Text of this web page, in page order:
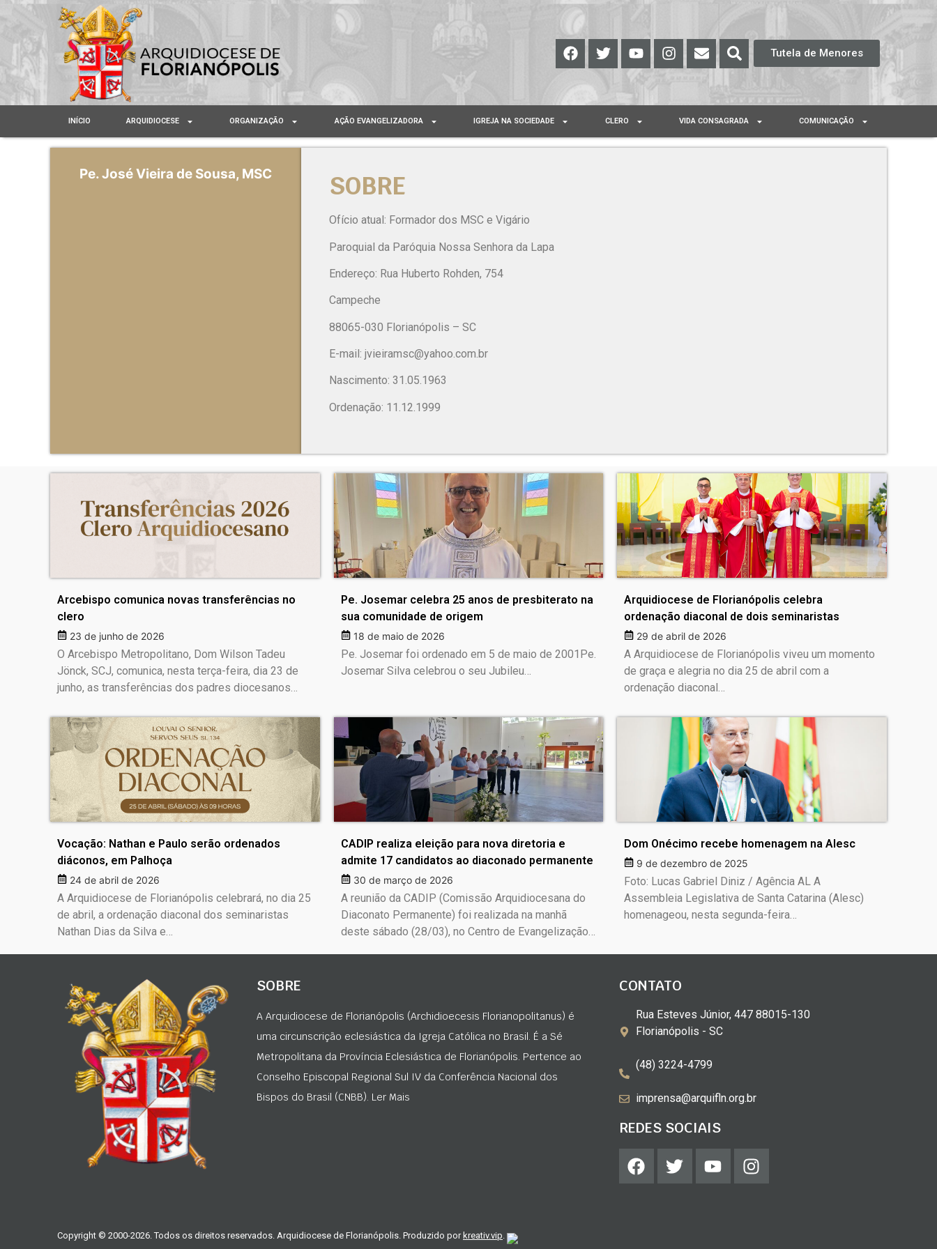
Tutela de Menores
INÍCIO ARQUIDIOCESE ORGANIZAÇÃO AÇÃO EVANGELIZADORA IGREJA NA SOCIEDADE CLERO VIDA CONSAGRADA COMUNICAÇÃO
Pe. José Vieira de Sousa, MSC SOBRE
Ofício atual: Formador dos MSC e Vigário
Paroquial da Paróquia Nossa Senhora da Lapa
Endereço: Rua Huberto Rohden, 754
Campeche
88065-030 Florianópolis – SC
E-mail: jvieiramsc@yahoo.com.br
Nascimento: 31.05.1963
Ordenação: 11.12.1999
Arcebispo comunica novas transferências no
clero
23 de junho de 2026
O Arcebispo Metropolitano, Dom Wilson Tadeu
Jönck, SCJ, comunica, nesta terça-feira, dia 23 de
junho, as transferências dos padres diocesanos…
Pe. Josemar celebra 25 anos de presbiterato na
sua comunidade de origem
18 de maio de 2026
Pe. Josemar foi ordenado em 5 de maio de 2001Pe.
Josemar Silva celebrou o seu Jubileu…
Arquidiocese de Florianópolis celebra
ordenação diaconal de dois seminaristas
29 de abril de 2026
A Arquidiocese de Florianópolis viveu um momento
de graça e alegria no dia 25 de abril com a
ordenação diaconal…
Vocação: Nathan e Paulo serão ordenados
diáconos, em Palhoça
24 de abril de 2026
A Arquidiocese de Florianópolis celebrará, no dia 25
de abril, a ordenação diaconal dos seminaristas
Nathan Dias da Silva e…
CADIP realiza eleição para nova diretoria e
admite 17 candidatos ao diaconado permanente
30 de março de 2026
A reunião da CADIP (Comissão Arquidiocesana do
Diaconato Permanente) foi realizada na manhã
deste sábado (28/03), no Centro de Evangelização…
Dom Onécimo recebe homenagem na Alesc
9 de dezembro de 2025
Foto: Lucas Gabriel Diniz / Agência AL A
Assembleia Legislativa de Santa Catarina (Alesc)
homenageou, nesta segunda-feira…
SOBRE
A Arquidiocese de Florianópolis (Archidioecesis Florianopolitanus) é
uma circunscrição eclesiástica da Igreja Católica no Brasil. É a Sé
Metropolitana da Província Eclesiástica de Florianópolis. Pertence ao
Conselho Episcopal Regional Sul IV da Conferência Nacional dos
Bispos do Brasil (CNBB). Ler Mais
CONTATO
Rua Esteves Júnior, 447 88015-130
Florianópolis - SC
(48) 3224-4799
imprensa@arquifln.org.br
REDES SOCIAIS
Copyright © 2000-2026. Todos os direitos reservados. Arquidiocese de Florianópolis. Produzido por kreativ.vip.